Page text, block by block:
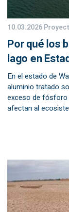
10.03.2026
Por qué los
lago en
En el estado de
aluminio tratado
exceso de fósforo
afectan al